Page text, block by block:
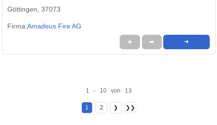
Göttingen, 37073
Firma:Amadeus Fire AG
★ ➦ ➜
1 - 10 von 13
1 2 ❯ ❯❯